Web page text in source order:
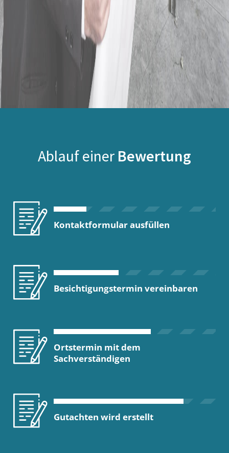
Ablauf einer Bewertung
Kontaktformular ausfüllen
Besichtigungstermin vereinbaren
Ortstermin mit dem
Sachverständigen
Gutachten wird erstellt